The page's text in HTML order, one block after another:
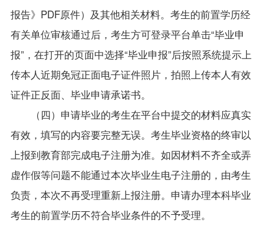
报告》PDF原件）及其他相关材料。考生的前置学历经
有关单位审核通过后，考生方可登录平台单击“毕业申
报”，在打开的页面中选择“毕业申报”后按照系统提示上
传本人近期免冠正面电子证件照片，拍照上传本人有效
证件正反面、毕业申请承诺书。
（四）申请毕业的考生在平台中提交的材料应真实
有效，填写的内容要完整无误。考生毕业资格的终审以
上报到教育部完成电子注册为准。如因材料不齐全或弄
虚作假等问题不能通过本次毕业生电子注册的，由考生
负责，本次不再受理重新上报注册。申请办理本科毕业
考生的前置学历不符合毕业条件的不予受理。